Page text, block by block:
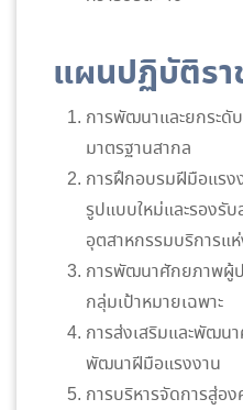
แผนปฏิบัติรา
การพัฒนาและยกระดั
มาตรฐานสากล
การฝึกอบรมฝีมือแรง
รูปแบบใหม่และรองรั
อุตสาหกรรมบริการแ
การพัฒนาศักยภาพผู้ป
กลุ่มเป้าหมายเฉพาะ
การส่งเสริมและพัฒน
พัฒนาฝีมือแรงงาน
การบริหารจัดการสู่อ